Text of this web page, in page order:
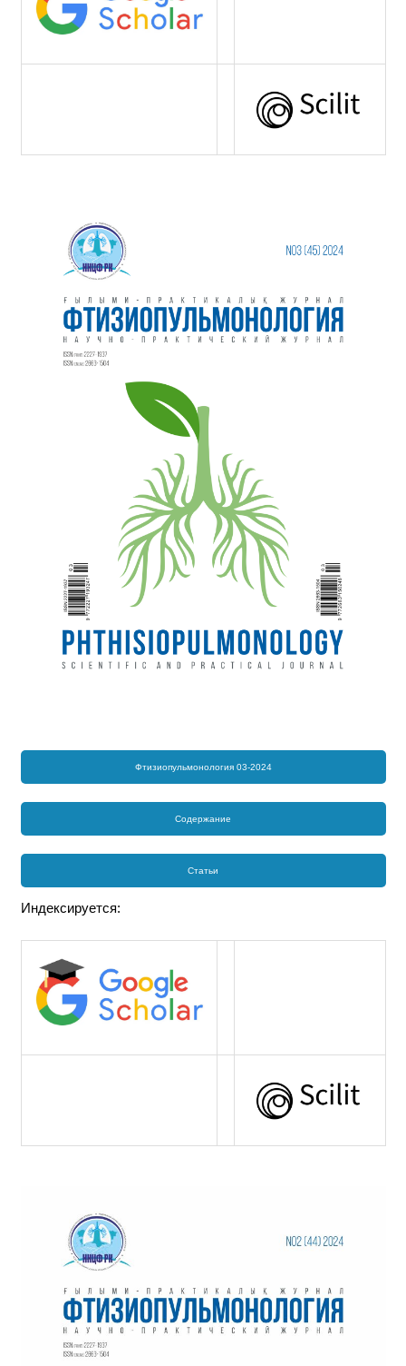
Фтизиопульмонология 03-2024
Содержание
Статьи
Индексируется: